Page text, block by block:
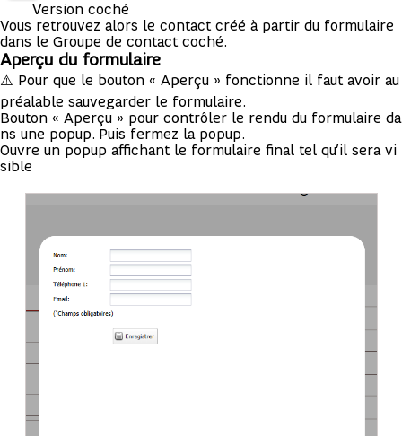
Version coché
Vous retrouvez alors le contact créé à partir du formulaire
dans le Groupe de contact coché.
Aperçu du formulaire
⚠️ Pour que le bouton « Aperçu » fonctionne il faut avoir au
préalable sauvegarder le formulaire.
Bouton « Aperçu » pour contrôler le rendu du formulaire da
ns une popup. Puis fermez la popup.
Ouvre un popup affichant le formulaire final tel qu’il sera vi
sible